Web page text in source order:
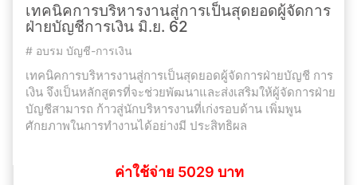
เทคนิคการบริหารงานสู่การเป็นสุดยอดผู้จัดการ
ฝ่ายบัญชีการเงิน มิ.ย. 62
# อบรม บัญชี-การเงิน
เทคนิคการบริหารงานสู่การเป็นสุดยอดผู้จัดการฝ่ายบัญชี การ
เงิน จึงเป็นหลักสูตรที่จะช่วยพัฒนาและส่งเสริมให้ผู้จัดการฝ่าย
บัญชีสามารถ ก้าวสู่นักบริหารงานที่เก่งรอบด้าน เพิ่มพูน
ศักยภาพในการทำงานได้อย่างมี ประสิทธิผล
ค่าใช้จ่าย 5029 บาท